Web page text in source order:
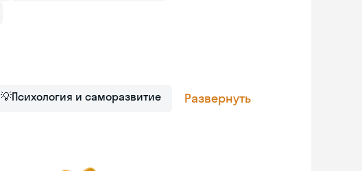
💡Психология и саморазвитие Развернуть